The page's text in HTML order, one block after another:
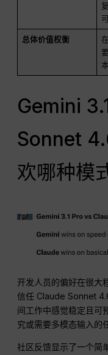
总体价值权衡
Gemini
Sonnet
欢哪种模
开发人员的偏好在很大
信任 Claude Sonnet
间工作中感觉稳定且可
究或需要多模态输入的
社区反馈显示了一个简